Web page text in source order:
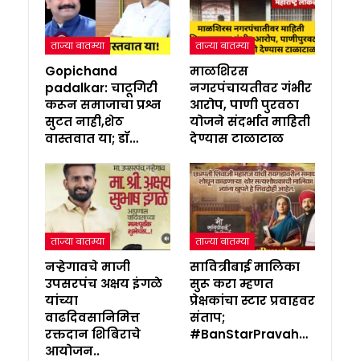
ताज्या बातम्या
Gopichand
padalkar: चाटूगिरी
करून समाजाचा प्रश्न
सुटत नाही,शेठ
वास्तवात या; डॉ…
ताज्या बातम्या
माळशिरस
नगरपंचायतीवर गंभीर
आरोप, पाणी पुरवठा
योजने संदर्भात माहिती
देण्यास टाळाटाळ
ताज्या बातम्या
नऱ्हेगावचे माजी
उपसरपंच अक्षय इंगळे
यांच्या
वाढदिवसानिमित्त
रक्तदान शिबिराचे
आयोजन..
ताज्या बातम्या
सावित्रीबाई मालिका
सुरू करा म्हणत
प्रेक्षकांचा स्टार प्रवाहवर
संताप;
#BanStarPravah…